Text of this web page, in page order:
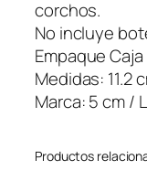
a
m
b
ú
c
corchos.
No incluye
Empaque
Medidas: 11.2
Marca: 5 cm /
Productos